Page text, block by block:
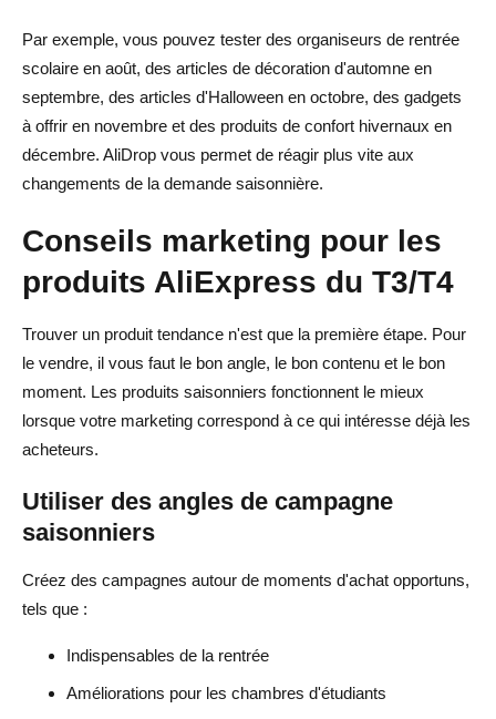
Par exemple, vous pouvez tester des organiseurs de rentrée
scolaire en août, des articles de décoration d'automne en
septembre, des articles d'Halloween en octobre, des gadgets
à offrir en novembre et des produits de confort hivernaux en
décembre. AliDrop vous permet de réagir plus vite aux
changements de la demande saisonnière.
Conseils marketing pour les
produits AliExpress du T3/T4
Trouver un produit tendance n'est que la première étape. Pour
le vendre, il vous faut le bon angle, le bon contenu et le bon
moment. Les produits saisonniers fonctionnent le mieux
lorsque votre marketing correspond à ce qui intéresse déjà les
acheteurs.
Utiliser des angles de campagne
saisonniers
Créez des campagnes autour de moments d'achat opportuns,
tels que :
Indispensables de la rentrée
Améliorations pour les chambres d'étudiants